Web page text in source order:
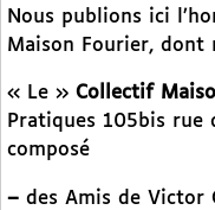
Nous publions ici
Maison Fourier,
« Le » Collectif
Pratiques 105bis rue
composé
– des Amis de Victor